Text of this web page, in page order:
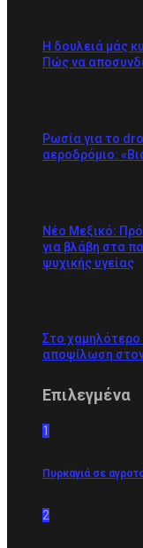
Η δουλειά μάς
Πώς να
Ρωσία για το
αεροδρόμιο:
Νέο Μεξικό:
για βλάβη στα
ψυχικής υγείας
Στο χαμηλότερο
αποψίλωση
Επιλεγμένα
1
Πυρκαγιά σε
2